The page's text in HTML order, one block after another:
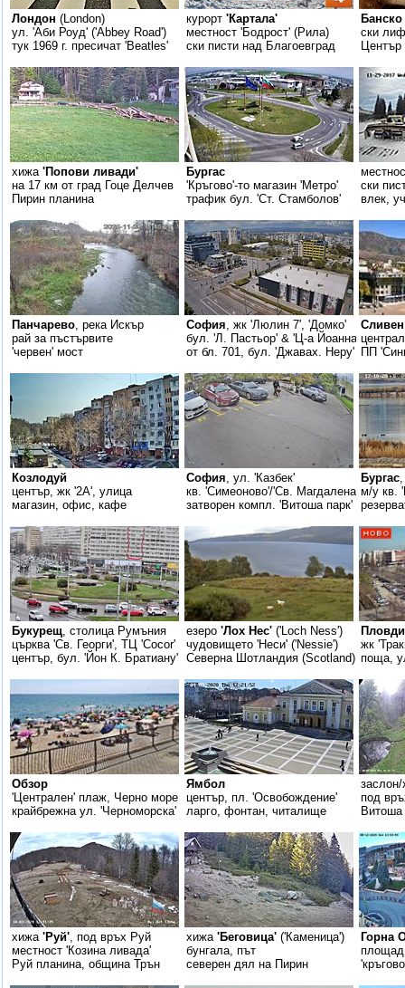
Лондон (London)
ул. 'Аби Роуд' ('Abbey Road')
тук 1969 г. пресичат 'Beatles'
курорт 'Картала'
местност 'Бодрост' (Рила)
ски писти над Благоевград
Банско
ски
Център
хижа 'Попови ливади'
на 17 км от град Гоце Делчев
Пирин планина
Бургас
'Кръгово'-то магазин 'Метро'
трафик бул. 'Ст. Стамболов'
ски
влек,
Панчарево, река Искър
рай за пъстървите
'червен' мост
София, жк 'Люлин 7', 'Домко'
бул. 'Л. Пастьор' & 'Ц-а Йоанна'
от бл. 701, бул. 'Джавах. Неру'
Сливен
ПП
Козлодуй
център, жк '2А', улица
магазин, офис, кафе
София, ул. 'Казбек'
кв. 'Симеоново'/'Св. Магдалена'
затворен компл. 'Витоша парк'
Бургас
м/у кв.
Букурещ, столица Румъния
църква 'Св. Георги', ТЦ 'Cocor'
център, бул. 'Йон К. Братиану'
езеро 'Лох Нес' ('Loch Ness')
чудовището 'Неси' ('Nessie')
Северна Шотландия (Scotland)
жк
поща,
Обзор
'Централен' плаж, Черно море
крайбрежна ул. 'Черноморска'
Ямбол
център, пл. 'Освобождение'
ларго, фонтан, читалище
под
Витоша
хижа 'Руй', под връх Руй
местност 'Козина ливада'
Руй планина, община Трън
хижа 'Беговица' ('Каменица')
бунгала, път
северен дял на Пирин
Горна
площад